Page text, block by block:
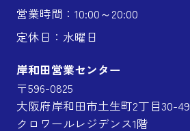
営業時間：10:00～20:00
定休日：水曜日
岸和田営業センター
〒596-0825
大阪府岸和田市土生町2丁目30-49
クロワールレジデンス1階